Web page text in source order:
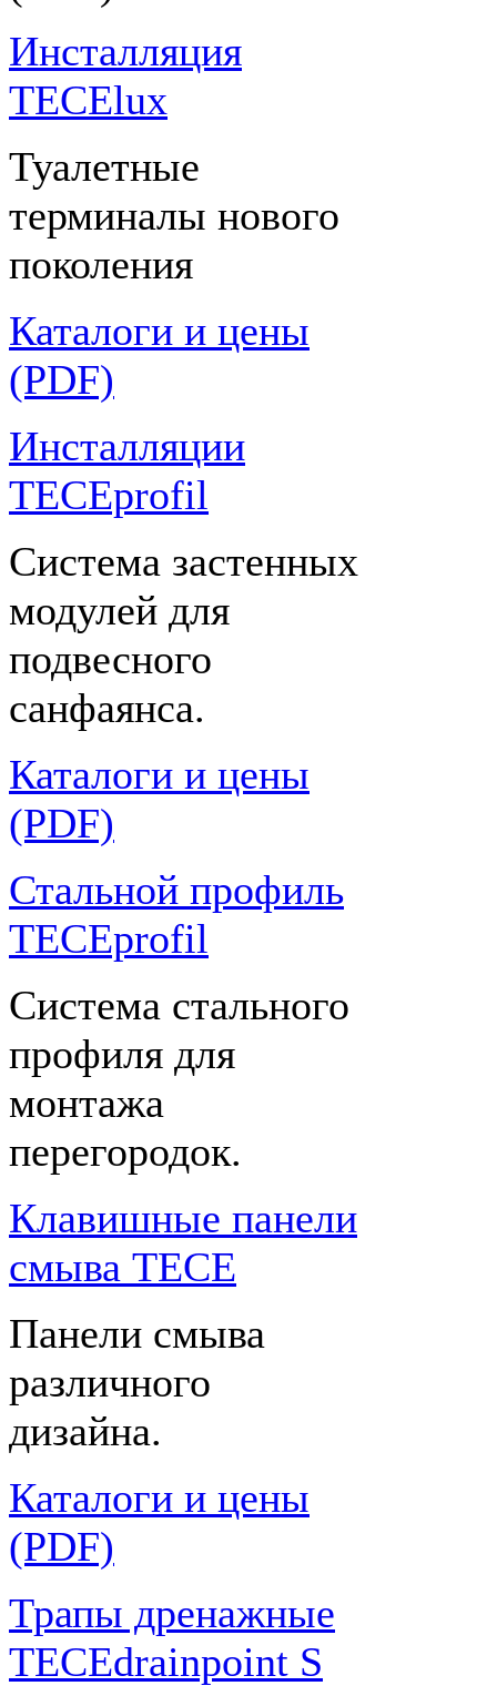
Инсталляция
TECElux
Туалетные
терминалы нового
поколения
Каталоги и цены
(PDF)
Инсталляции
TECEprofil
Система застенных
модулей для
подвесного
санфаянса.
Каталоги и цены
(PDF)
Стальной профиль
TECEprofil
Система стального
профиля для
монтажа
перегородок.
Клавишные панели
смыва TECE
Панели смыва
различного
дизайна.
Каталоги и цены
(PDF)
Трапы дренажные
TECEdrainpoint S